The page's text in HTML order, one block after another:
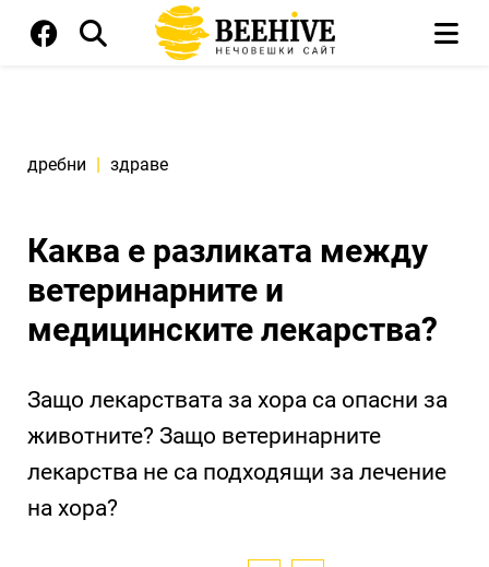
дребни | здраве
Каква е разликата между
ветеринарните и
медицинските лекарства?
Защо лекарствата за хора са опасни за
животните? Защо ветеринарните
лекарства не са подходящи за лечение
на хора?